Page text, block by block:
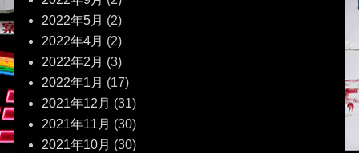
2022年5月 (2)
2022年4月 (2)
2022年2月 (3)
2022年1月 (17)
2021年12月 (31)
2021年11月 (30)
2021年10月 (30)